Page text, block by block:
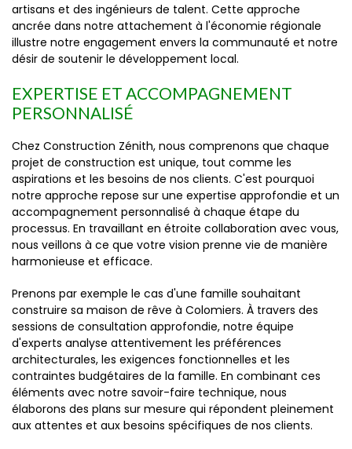
artisans et des ingénieurs de talent. Cette approche
ancrée dans notre attachement à l'économie régionale
illustre notre engagement envers la communauté et notre
désir de soutenir le développement local.
EXPERTISE ET ACCOMPAGNEMENT
PERSONNALISÉ
Chez Construction Zénith, nous comprenons que chaque
projet de construction est unique, tout comme les
aspirations et les besoins de nos clients. C'est pourquoi
notre approche repose sur une expertise approfondie et un
accompagnement personnalisé à chaque étape du
processus. En travaillant en étroite collaboration avec vous,
nous veillons à ce que votre vision prenne vie de manière
harmonieuse et efficace.
Prenons par exemple le cas d'une famille souhaitant
construire sa maison de rêve à Colomiers. À travers des
sessions de consultation approfondie, notre équipe
d'experts analyse attentivement les préférences
architecturales, les exigences fonctionnelles et les
contraintes budgétaires de la famille. En combinant ces
éléments avec notre savoir-faire technique, nous
élaborons des plans sur mesure qui répondent pleinement
aux attentes et aux besoins spécifiques de nos clients.